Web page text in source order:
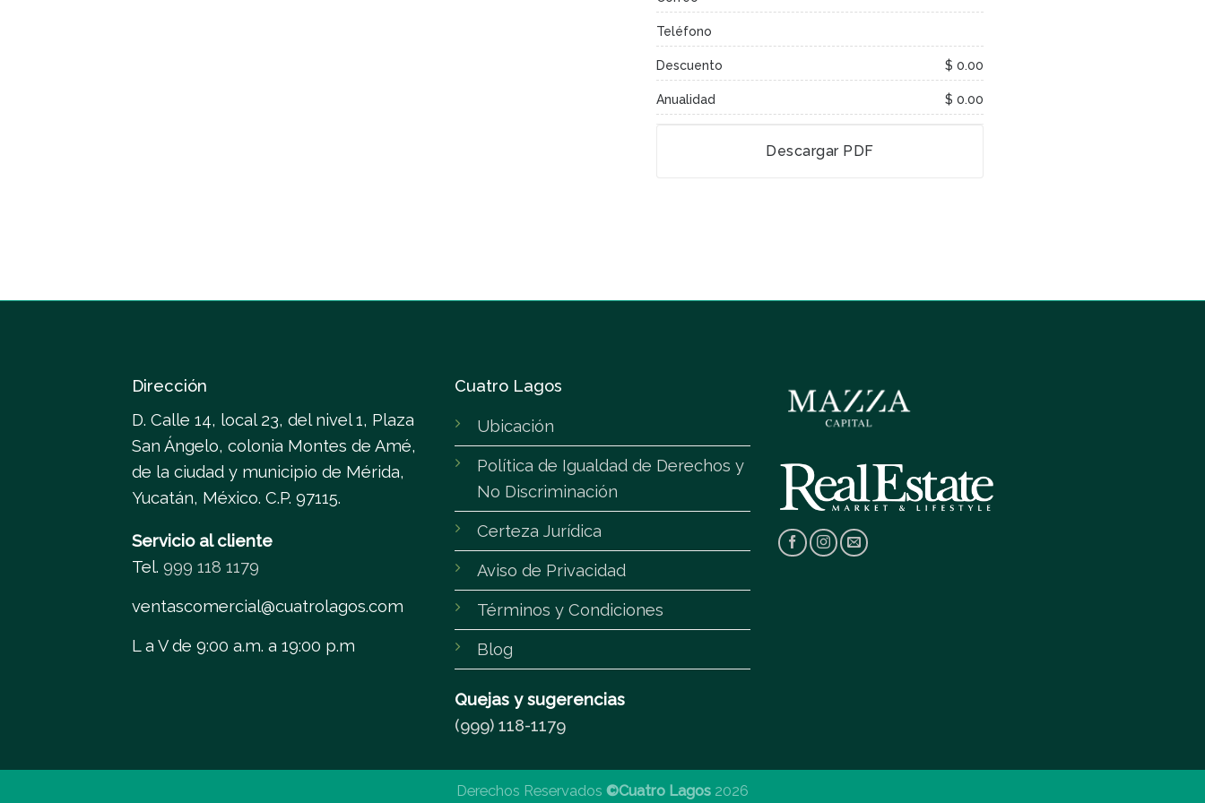
Teléfono
Descuento $ 0.00
Anualidad $ 0.00
Descargar PDF
Dirección
D. Calle 14, local 23, del nivel 1, Plaza
San Ángelo, colonia Montes de Amé,
de la ciudad y municipio de Mérida,
Yucatán, México. C.P. 97115.
Servicio al cliente
Tel. 999 118 1179
ventascomercial@cuatrolagos.com
L a V de 9:00 a.m. a 19:00 p.m
Cuatro Lagos
Ubicación
Política de Igualdad de Derechos y
No Discriminación
Certeza Jurídica
Aviso de Privacidad
Términos y Condiciones
Blog
Quejas y sugerencias
(999) 118-1179
Derechos Reservados ©Cuatro Lagos 2026